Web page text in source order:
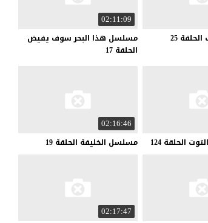
الحلقة 25
02:11:09
مسلسل هذا البحر سوف يفيض
الحلقة 17
التوت الحلقة 124
02:16:46
مسلسل الخليفة الحلقة 19
02:17:47